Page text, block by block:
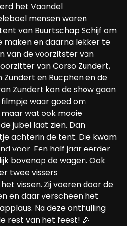
het Vaandel
mensen waren
van Buurtschap Schijf om
maken en daarna lekker te
van de voorzitster van
van Corso Zundert,
en Rucphen en de
Zundert kon de show gaan
waar goed om
wat ook mooie
jubel laat zien. Dan
achterin de tent. Die kwam
voor. Een half jaar eerder
bovenop de wagen. Ook
twee vissers
vissen. Zij voeren door de
en daar verscheen het
Na deze onthulling
rest van het feest! 🎉